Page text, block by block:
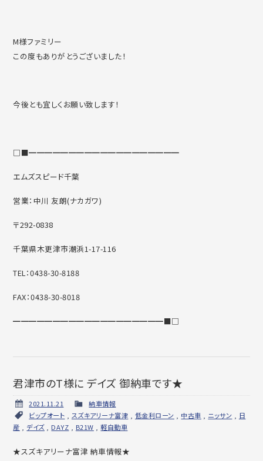
M様ファミリー
この度もありがとうございました！
今後とも宜しくお願い致します！
□■━━━━━━━━━━━━━━━━━━━
エムズスピード千葉
営業：中川 友朗(ナカガワ)
〒292-0838
千葉県木更津市潮浜1-17-116
TEL：0438-30-8188
FAX：0438-30-8018
━━━━━━━━━━━━━━━━━━━■□
君津市のT様に デイズ 御納車です★
2021.11.21
納車情報
ビップオート
スズキアリーナ富津 低金利ローン 中古車 ニッサン
日
産
デイズ, DAYZ B21W ,軽自動車
★スズキアリーナ富津 納車情報★